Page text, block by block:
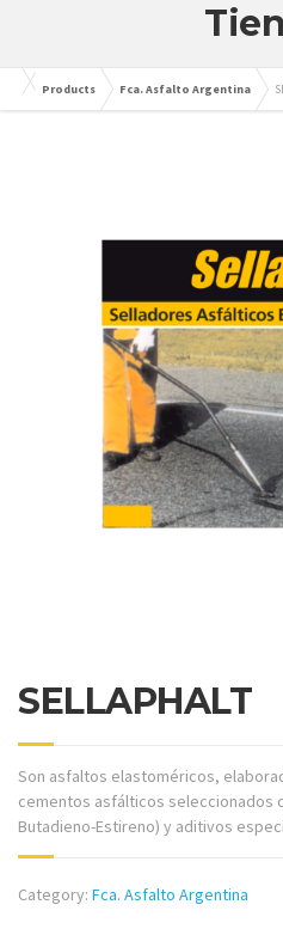
Products Fca. Asfalto Argentina
SELLAPHALT
Son asfaltos elastoméricos,
cementos asfálticos seleccionados
Butadieno-Estireno) y aditivos
Category: Fca. Asfalto Argentina